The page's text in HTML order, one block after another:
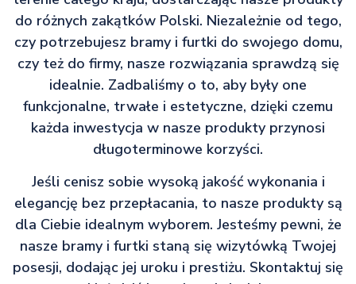
do różnych zakątków Polski. Niezależnie od tego,
czy potrzebujesz bramy i furtki do swojego domu,
czy też do firmy, nasze rozwiązania sprawdzą się
idealnie. Zadbaliśmy o to, aby były one
funkcjonalne, trwałe i estetyczne, dzięki czemu
każda inwestycja w nasze produkty przynosi
długoterminowe korzyści.
Jeśli cenisz sobie wysoką jakość wykonania i
elegancję bez przepłacania, to nasze produkty są
dla Ciebie idealnym wyborem. Jesteśmy pewni, że
nasze bramy i furtki staną się wizytówką Twojej
posesji, dodając jej uroku i prestiżu. Skontaktuj się